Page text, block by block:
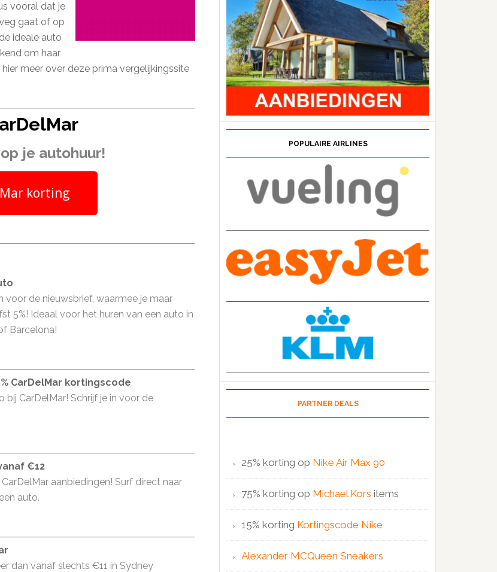
vooral dat je
gaat of op
ideale auto
om haar
meer over deze prima vergelijkingssite
je autohuur!
korting
voor de nieuwsbrief, waarmee je maar
5%! Ideaal voor het huren van een auto in
Barcelona!
CarDelMar kortingscode
bij CarDelMar! Schrijf je in voor de
€12
aanbiedingen! Surf direct naar
auto.
dan vanaf slechts €11 in Sydney
POPULAIRE AIRLINES
PARTNER DEALS
25% korting op Nike Air Max 90
75% korting op Michael Kors items
15% korting Kortingscode Nike
Alexander MCQueen Sneakers